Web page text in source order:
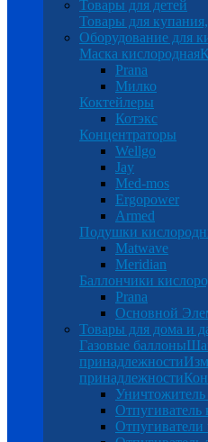
Товары для детей
Товары для
Оборудование для
Маска кислородная
Prana
Милко
Коктейлеры
Котэкс
Концентраторы
Wellgo
Jay
Med-mos
Ergopower
Armed
Подушки
Matwave
Meridian
Баллончики
Prana
Основной
Товары для дома и
Газовые баллоны
принадлежности
принадлежности
Отпугиватель